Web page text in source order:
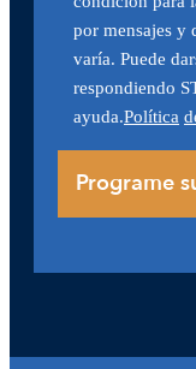
por mensajes y
varía. Puede
respondiendo
ayuda.Política